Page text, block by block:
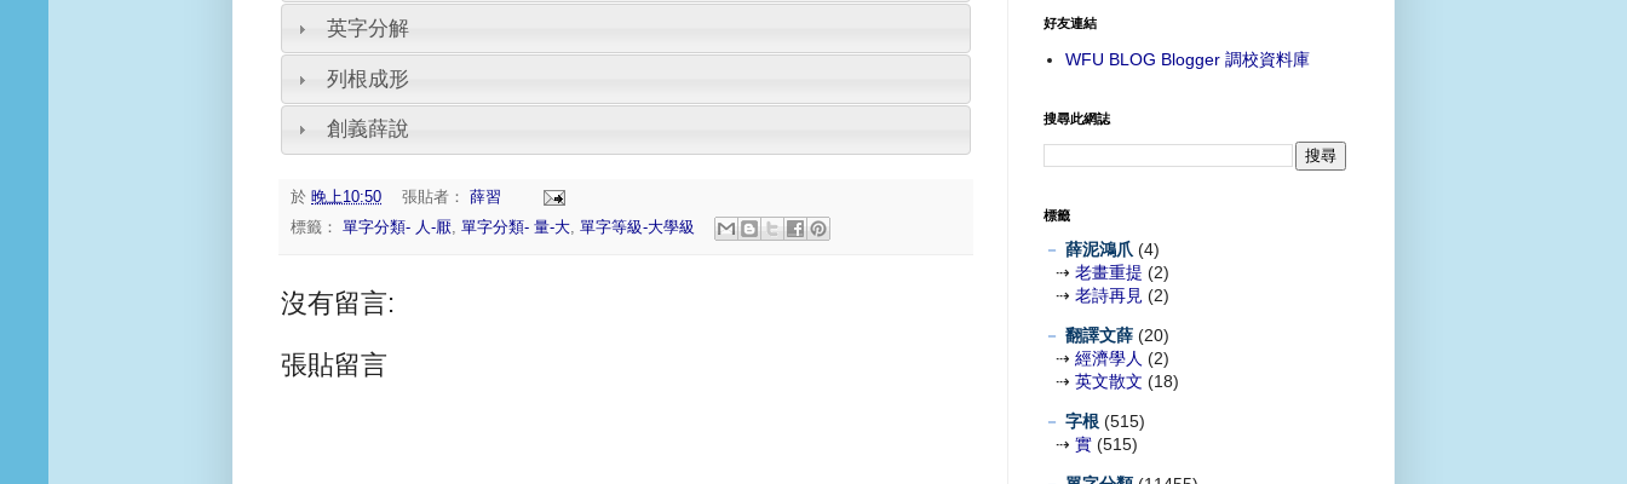
英字分解
列根成形
創義薛說
於 晚上10:50 張貼者：
薛習
標籤： 單字分類- 人-厭, 單字分類- 量-大, 單字等級-大學級
沒有留言:
張貼留言
好友連結
WFU BLOG Blogger 調校資料庫
搜尋此網誌
標籤
－ 薛泥鴻爪 (4)
⇢ 老畫重提 (2)
⇢ 老詩再見 (2)
－ 翻譯文薛 (20)
⇢ 經濟學人 (2)
⇢ 英文散文 (18)
－ 字根 (515)
⇢ 實 (515)